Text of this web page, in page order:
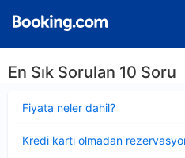
En Sık Sorulan 10 Soru
Fiyata neler dahil?
Kredi kartı olmadan